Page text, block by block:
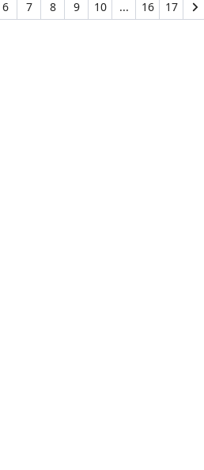
6 7 8 9 10 ... 16 17